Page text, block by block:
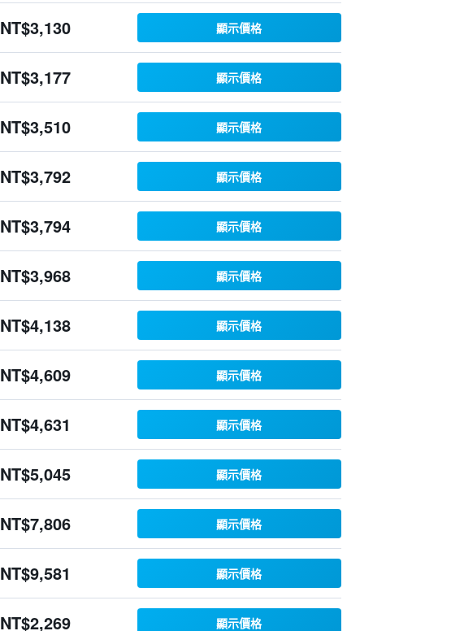
NT$3,130 顯示價格
NT$3,177 顯示價格
NT$3,510 顯示價格
NT$3,792 顯示價格
NT$3,794 顯示價格
NT$3,968 顯示價格
NT$4,138 顯示價格
NT$4,609 顯示價格
NT$4,631 顯示價格
NT$5,045 顯示價格
NT$7,806 顯示價格
NT$9,581 顯示價格
NT$2,269 顯示價格